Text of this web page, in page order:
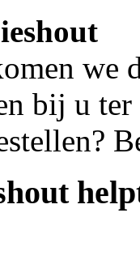
we
bij u ter